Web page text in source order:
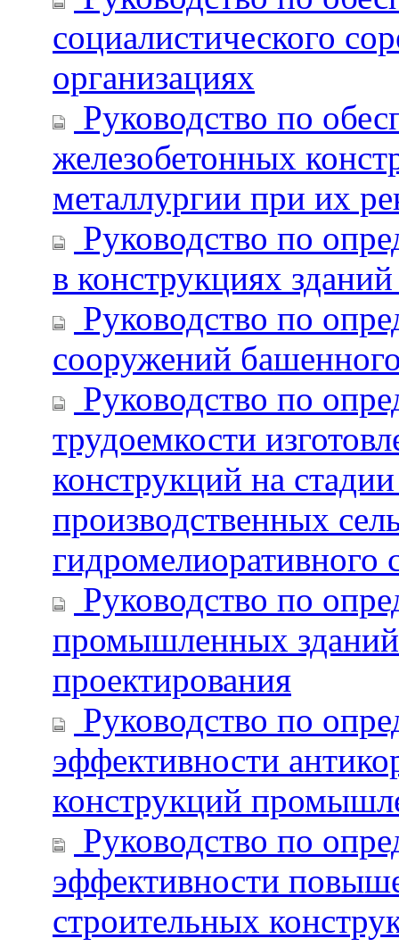
социалистического
организациях
Руководство по
железобетонных
металлургии при их
Руководство по
в конструкциях
Руководство по
сооружений
Руководство по
трудоемкости
конструкций на
производственных
гидромелиоративного
Руководство по
промышленных
проектирования
Руководство по
эффективности
конструкций
Руководство по
эффективности
строительных